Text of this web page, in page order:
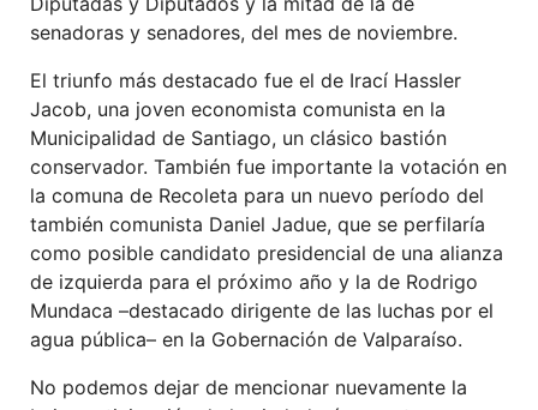
senadoras y senadores, del mes de noviembre.
El triunfo más destacado fue el de Irací Hassler
Jacob, una joven economista comunista en la
Municipalidad de Santiago, un clásico bastión
conservador. También fue importante la votación en
la comuna de Recoleta para un nuevo período del
también comunista Daniel Jadue, que se perfilaría
como posible candidato presidencial de una alianza
de izquierda para el próximo año y la de Rodrigo
Mundaca –destacado dirigente de las luchas por el
agua pública– en la Gobernación de Valparaíso.
No podemos dejar de mencionar nuevamente la